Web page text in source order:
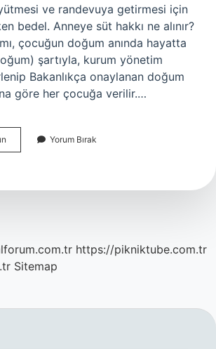
ve randevuya getirmesi için
bedel. Anneye süt hakkı ne alınır?
çocuğun doğum anında hayatta
şartıyla, kurum yönetim
Bakanlıkça onaylanan doğum
göre her çocuğa verilir.…
Hakkı
Yorum Bırak
https://pikniktube.com.tr
Sitemap